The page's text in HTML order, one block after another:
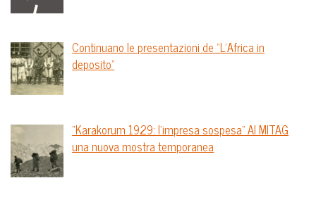
Continuano le presentazioni de “L’Africa in
deposito”
“Karakorum 1929: l’impresa sospesa” Al MITAG
una nuova mostra temporanea